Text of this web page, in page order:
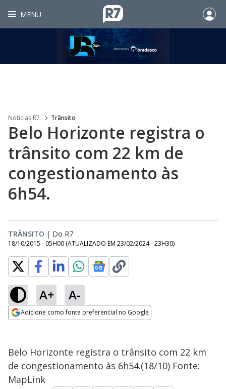
MENU
Noticias R7 Trânsito
Belo Horizonte registra o
trânsito com 22 km de
congestionamento às
6h54.
TRÂNSITO | Do R7
18/10/2015 - 05H00 (ATUALIZADO EM 23/02/2024 - 23H30)
A+ A-
Adicione como fonte preferencial no Google
Belo Horizonte registra o trânsito com 22 km
de congestionamento às 6h54.(18/10) Fonte:
MapLink